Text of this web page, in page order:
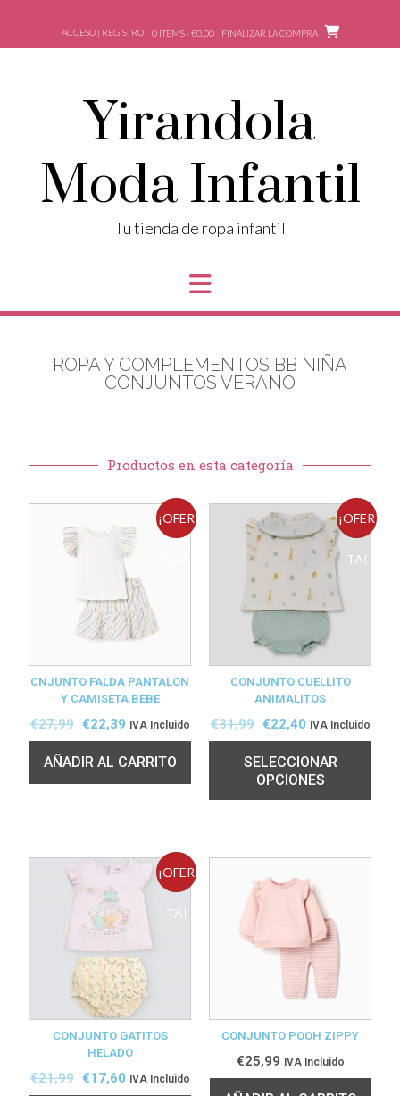
ACCESO | REGISTRO 0 ITEMS - €0,00 FINALIZAR LA COMPRA
Yirandola
Moda Infantil
Tu tienda de ropa infantil
ROPA Y COMPLEMENTOS BB NIÑA
CONJUNTOS VERANO
Productos en esta categoría
¡OFER
CNJUNTO FALDA PANTALON
Y CAMISETA BEBE
€27,99 €22,39 IVA Incluido
AÑADIR AL CARRITO
¡OFER
TA!
CONJUNTO CUELLITO
ANIMALITOS
€31,99 €22,40 IVA Incluido
SELECCIONAR
OPCIONES
¡OFER
TA!
CONJUNTO GATITOS
HELADO
€21,99 €17,60 IVA Incluido
CONJUNTO POOH ZIPPY
€25,99 IVA Incluido